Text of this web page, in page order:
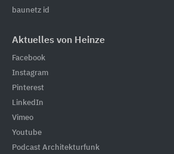
baunetz id
Aktuelles von Heinze
Facebook
Instagram
Pinterest
LinkedIn
Vimeo
Youtube
Podcast Architekturfunk